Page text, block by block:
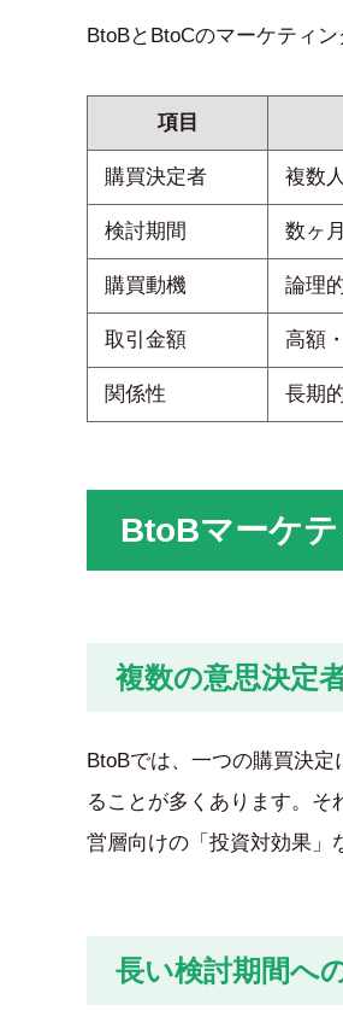
BtoBとBtoCのマーケティ
項目
購買決定者 複数
検討期間 数ヶ
購買動機 論理
取引金額 高額
関係性 長期
BtoBマーケ
複数の意思決定
BtoBでは、一つの購買決
ることが多くあります。
営層向けの「投資対効果」
長い検討期間へ